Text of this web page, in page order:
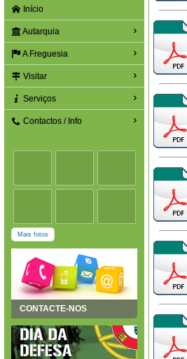
Início
Autarquia
A Freguesia
Visitar
Serviços
Contactos / Info
Mais fotos
CONTACTE-NOS